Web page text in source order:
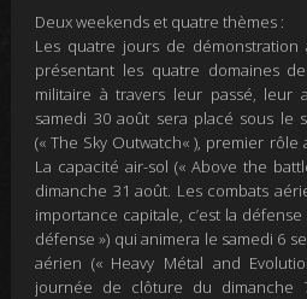
Deux weekends et quatre thèmes :
Les quatre jours de
présentant les quatre domaines
militaire à travers leur passé, leur
samedi 30 août sera placé sous le
(«The Sky Outwatch« ), premier rôle
La capacité air-sol (« Above the
dimanche 31 août. Les combats
importance capitale, c’est la
défense ») quianimera le samedi 6
aérien (« Heavy Métal and
journée de clôture du dimanche